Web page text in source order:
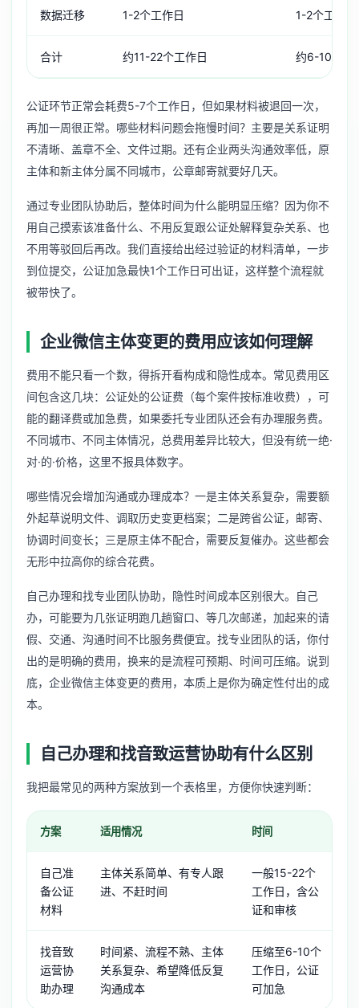
数据迁移 1-2个工作日 1-2个工作日
合计 约11-22个工作日 约6-10个工
公证环节正常会耗费5-7个工作日，但如果材料被退回一次，
再加一周很正常。哪些材料问题会拖慢时间？主要是关系证明
不清晰、盖章不全、文件过期。还有企业两头沟通效率低，原
主体和新主体分属不同城市，公章邮寄就要好几天。
通过专业团队协助后，整体时间为什么能明显压缩？因为你不
用自己摸索该准备什么、不用反复跟公证处解释复杂关系、也
不用等驳回后再改。我们直接给出经过验证的材料清单，一步
到位提交，公证加急最快1个工作日可出证，这样整个流程就
被带快了。
企业微信主体变更的费用应该如何理解
费用不能只看一个数，得拆开看构成和隐性成本。常见费用区
间包含这几块：公证处的公证费（每个案件按标准收费），可
能的翻译费或加急费，如果委托专业团队还会有办理服务费。
不同城市、不同主体情况，总费用差异比较大，但没有统一绝·
对·的·价格，这里不报具体数字。
哪些情况会增加沟通或办理成本？一是主体关系复杂，需要额
外起草说明文件、调取历史变更档案；二是跨省公证，邮寄、
协调时间变长；三是原主体不配合，需要反复催办。这些都会
无形中拉高你的综合花费。
自己办理和找专业团队协助，隐性时间成本区别很大。自己
办，可能要为几张证明跑几趟窗口、等几次邮递，加起来的请
假、交通、沟通时间不比服务费便宜。找专业团队的话，你付
出的是明确的费用，换来的是流程可预期、时间可压缩。说到
底，企业微信主体变更的费用，本质上是你为确定性付出的成
本。
自己办理和找音致运营协助有什么区别
我把最常见的两种方案放到一个表格里，方便你快速判断：
方案 适用情况 时间
自己准
备公证
材料
主体关系简单、有专人跟
进、不赶时间
一般15-22个
工作日，含公
证和审核
找音致
运营协
助办理
时间紧、流程不熟、主体
关系复杂、希望降低反复
沟通成本
压缩至6-10个
工作日，公证
可加急